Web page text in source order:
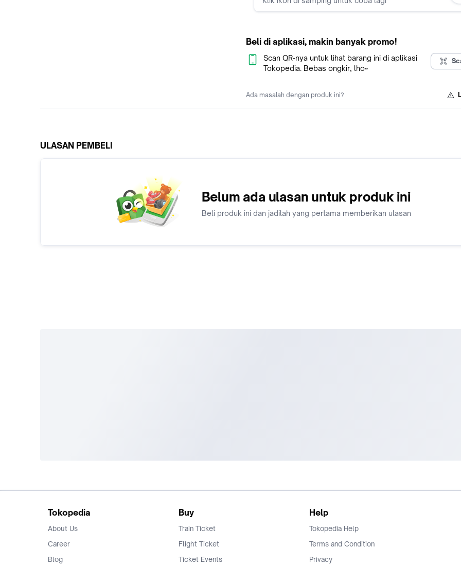
h300-dsc-h300-pocket-digital-camera
Beli di aplikasi, makin banyak promo!
Scan QR-nya untuk lihat barang ini di aplikasi
Tokopedia. Bebas ongkir, lho~
Ada masalah dengan produk ini?
ULASAN PEMBELI
Belum ada ulasan untuk produk ini
Beli produk ini dan jadilah yang pertama memberikan ulasan
Tokopedia
About Us
Career
Blog
Buy
Train Ticket
Flight Ticket
Ticket Events
Help
Tokopedia Help
Terms and Condition
Privacy